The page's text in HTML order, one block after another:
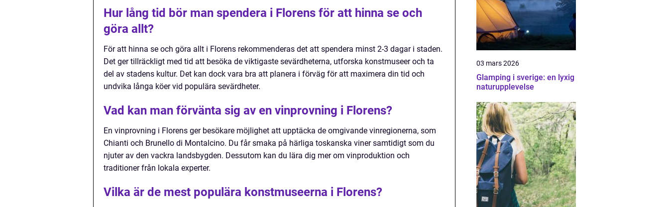
Hur lång tid bör man spendera i Florens för att hinna se och
göra allt?
För att hinna se och göra allt i Florens rekommenderas det att spendera minst 2-3 dagar i staden.
Det ger tillräckligt med tid att besöka de viktigaste sevärdheterna, utforska konstmuseer och ta
del av stadens kultur. Det kan dock vara bra att planera i förväg för att maximera din tid och
undvika långa köer vid populära sevärdheter.
Vad kan man förvänta sig av en vinprovning i Florens?
En vinprovning i Florens ger besökare möjlighet att upptäcka de omgivande vinregionerna, som
Chianti och Brunello di Montalcino. Du får smaka på härliga toskanska viner samtidigt som du
njuter av den vackra landsbygden. Dessutom kan du lära dig mer om vinproduktion och
traditioner från lokala experter.
Vilka är de mest populära konstmuseerna i Florens?
03 mars 2026
Glamping i sverige: en lyxig
naturupplevelse